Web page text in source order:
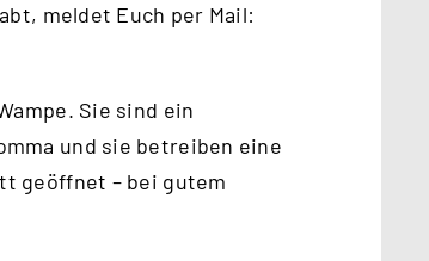
meldet Euch per Mail:
. Sie sind ein
und sie betreiben eine
geöffnet – bei gutem